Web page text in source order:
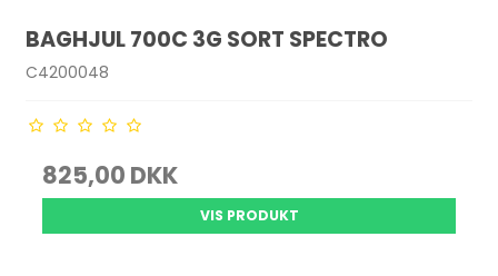
BAGHJUL 700C 3G SORT SPECTRO
C4200048
825,00 DKK
VIS PRODUKT